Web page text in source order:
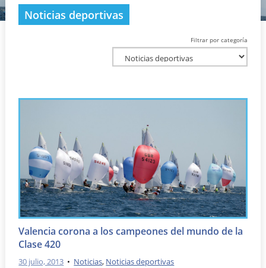
Portal de Transparencia
Noticias deportivas
Filtrar por categoría
Valencia corona a los campeones del mundo de la
Clase 420
30 julio, 2013 • Noticias, Noticias deportivas